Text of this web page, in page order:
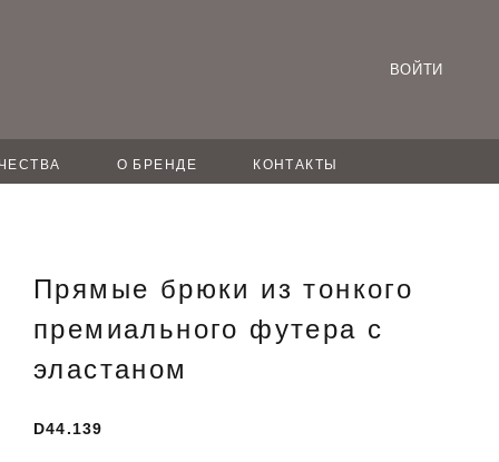
ВОЙТИ
О БРЕНДЕ КОНТАКТЫ
Прямые брюки из тонкого
премиального футера с
эластаном
D44.139